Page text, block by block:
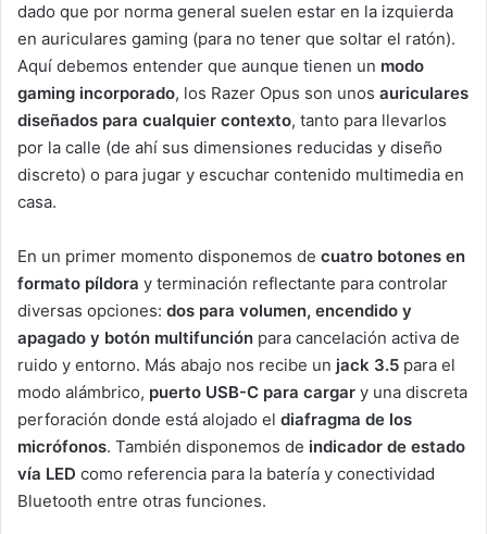
dado que por norma general suelen estar en la izquierda
en auriculares gaming (para no tener que soltar el ratón).
Aquí debemos entender que aunque tienen un modo
gaming incorporado, los Razer Opus son unos auriculares
diseñados para cualquier contexto, tanto para llevarlos
por la calle (de ahí sus dimensiones reducidas y diseño
discreto) o para jugar y escuchar contenido multimedia en
casa.
En un primer momento disponemos de cuatro botones en
formato píldora y terminación reflectante para controlar
diversas opciones: dos para volumen, encendido y
apagado y botón multifunción para cancelación activa de
ruido y entorno. Más abajo nos recibe un jack 3.5 para el
modo alámbrico, puerto USB-C para cargar y una discreta
perforación donde está alojado el diafragma de los
micrófonos. También disponemos de indicador de estado
vía LED como referencia para la batería y conectividad
Bluetooth entre otras funciones.